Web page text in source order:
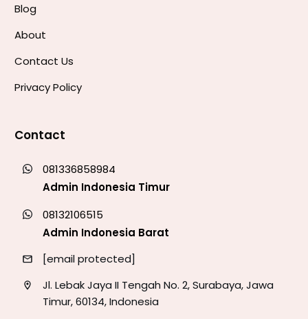
Blog
About
Contact Us
Privacy Policy
Contact
081336858984
Admin Indonesia Timur
08132106515
Admin Indonesia Barat
[email protected]
Jl. Lebak Jaya II Tengah No. 2, Surabaya, Jawa
Timur, 60134, Indonesia